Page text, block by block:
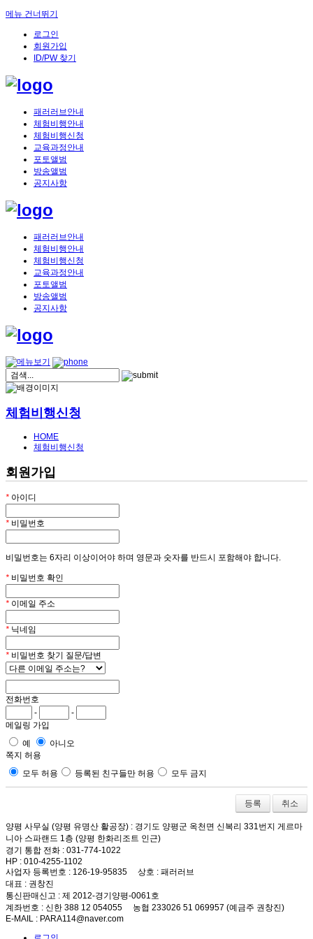
메뉴 건너뛰기
로그인
회원가입
ID/PW 찾기
패러러브안내
체험비행안내
체험비행신청
교육과정안내
포토앨범
방송앨범
공지사항
패러러브안내
체험비행안내
체험비행신청
교육과정안내
포토앨범
방송앨범
공지사항
체험비행신청
HOME
체험비행신청
회원가입
* 아이디
* 비밀번호
비밀번호는 6자리 이상이어야 하며 영문과 숫자를 반드시 포함해야 합니다.
* 비밀번호 확인
* 이메일 주소
* 닉네임
* 비밀번호 찾기 질문/답변
전화번호
-
-
메일링 가입
예
아니오
쪽지 허용
모두 허용
등록된 친구들만 허용 모두 금지
취소
양평 사무실 (양평 유명산 활공장) : 경기도 양평군 옥천면 신복리 331번지 게르마
니아 스파랜드 1층 (양평 한화리조트 인근)
경기 통합 전화 : 031-774-1022
HP : 010-4255-1102
사업자 등록번호 : 126-19-95835 상호 : 패러러브
대표 : 권창진
통신판매신고 : 제 2012-경기양평-0061호
계좌번호 : 신한 388 12 054055 농협 233026 51 069957 (예금주 권창진)
E-MAIL : PARA114@naver.com